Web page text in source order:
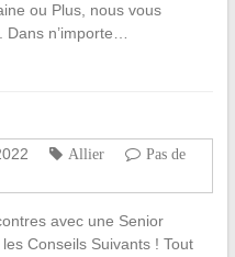
ou Plus, nous vous
Dans n’importe…
Allier
Pas de
avec une Senior
Conseils Suivants ! Tout